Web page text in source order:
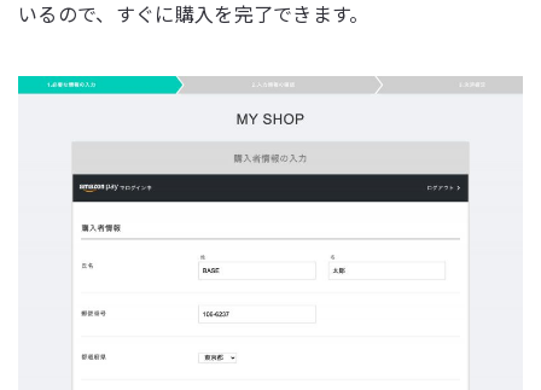
いるので、すぐに購入を完了できます。